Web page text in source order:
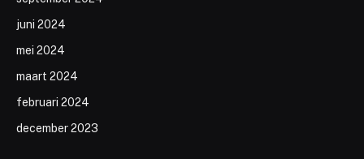
juni 2024
mei 2024
maart 2024
februari 2024
december 2023